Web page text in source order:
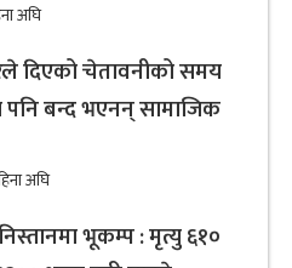
अघि
दिएको चेतावनीको समय
बन्द भएनन् सामाजिक
अघि
भूकम्प : मृत्यु ६१०